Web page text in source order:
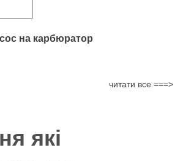
на карбюратор
читати все ===>
які